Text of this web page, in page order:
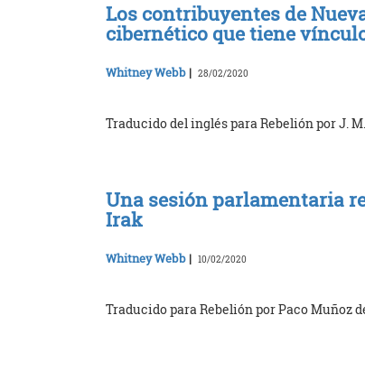
Los contribuyentes de
cibernético que tiene
Whitney Webb | 28/02/2020
Traducido del inglés para Rebelión por J. M.
Una sesión parlamentaria
Irak
Whitney Webb | 10/02/2020
Traducido para Rebelión por Paco Muñoz